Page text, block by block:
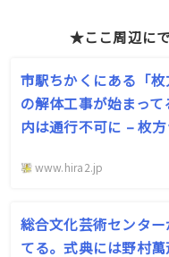
★ここ周辺に
市駅ちかくにある「枚
の解体工事が始まって
内は通行不可に – 枚
www.hira2.jp
総合文化芸術センタ
てる。式典には野村